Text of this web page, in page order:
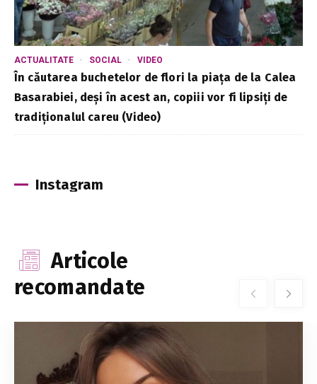
ACTUALITATE SOCIAL VIDEO
În căutarea buchetelor de flori la piața de la Calea
Basarabiei, deși în acest an, copiii vor fi lipsiți de
tradiționalul careu (Video)
Instagram
Articole
recomandate